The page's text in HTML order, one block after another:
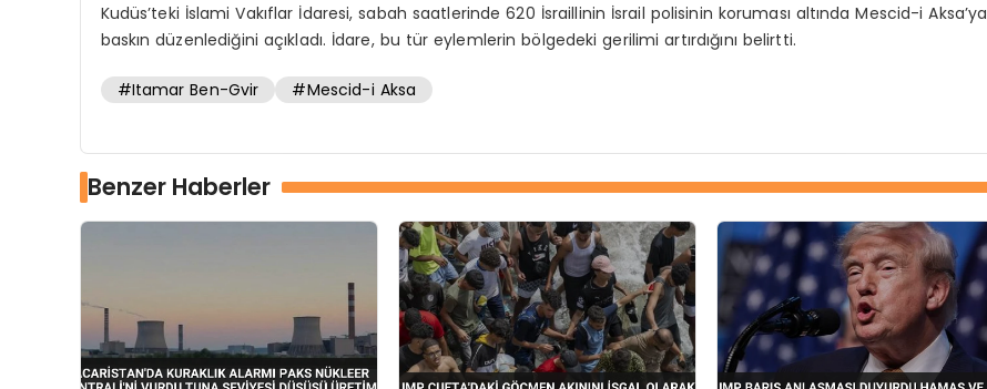
Kudüs’teki İslami Vakıflar İdaresi, sabah saatlerinde 620 İsraillinin İsrail polisinin koruması altında Mescid-i Aksa’ya
baskın düzenlediğini açıkladı. İdare, bu tür eylemlerin bölgedeki gerilimi artırdığını belirtti.
#Itamar Ben-Gvir #Mescid-i Aksa
Benzer Haberler